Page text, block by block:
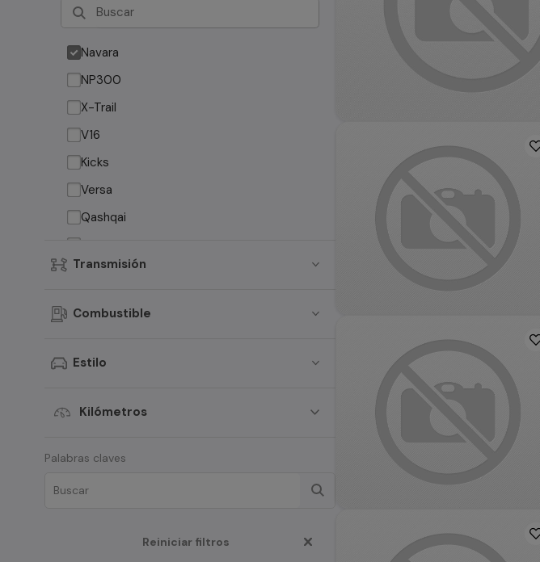
Navara
NP300
X-Trail
V16
Kicks
Versa
Qashqai
D21
Tiida
ALTIMA
Note
D22
Transmisión
Combustible
Estilo
Kilómetros
Palabras claves
Reiniciar filtros